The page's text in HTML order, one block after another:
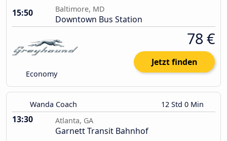
15:50
Baltimore, MD
Downtown Bus Station
Economy
78 €
Jetzt finden
Wanda Coach 12 Std 0 Min
13:30 Atlanta, GA
Garnett Transit Bahnhof